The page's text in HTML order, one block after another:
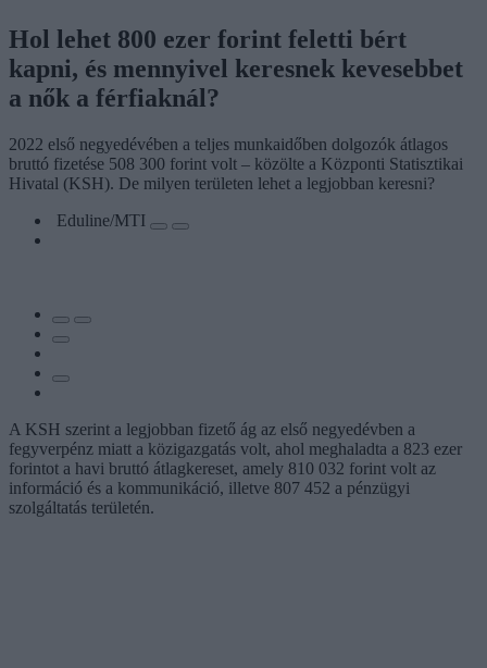
Hol lehet 800 ezer forint feletti bért
kapni, és mennyivel keresnek kevesebbet
a nők a férfiaknál?
2022 első negyedévében a teljes munkaidőben dolgozók átlagos
bruttó fizetése 508 300 forint volt – közölte a Központi Statisztikai
Hivatal (KSH). De milyen területen lehet a legjobban keresni?
Eduline/MTI
A KSH szerint a legjobban fizető ág az első negyedévben a
fegyverpénz miatt a közigazgatás volt, ahol meghaladta a 823 ezer
forintot a havi bruttó átlagkereset, amely 810 032 forint volt az
információ és a kommunikáció, illetve 807 452 a pénzügyi
szolgáltatás területén.